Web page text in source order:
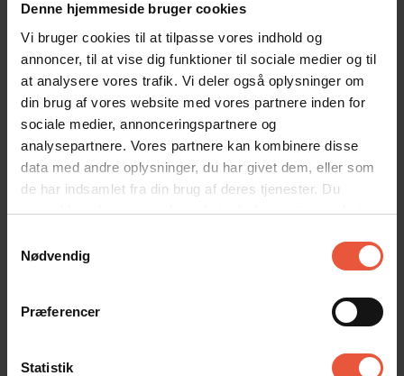
Denne hjemmeside bruger cookies
Vi bruger cookies til at tilpasse vores indhold og
annoncer, til at vise dig funktioner til sociale medier og til
at analysere vores trafik. Vi deler også oplysninger om
din brug af vores website med vores partnere inden for
sociale medier, annonceringspartnere og
analysepartnere. Vores partnere kan kombinere disse
data med andre oplysninger, du har givet dem, eller som
de har indsamlet fra din brug af deres tjenester. Du
samtykker til vores cookies, hvis du fortsætter med at
Nødvendig
Præferencer
Statistik
Tanja & Marco Thomsen
aug 2024
Et meget pænt rent feriehus. Perfekt til
familier med børn.
Tyskland
kommentar
Bureau
Ankomst